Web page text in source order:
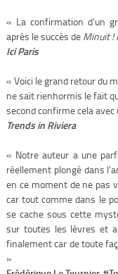
« La confirmation d’un
après le succès de Minuit !
Ici Paris
« Voici le grand retour du
ne sait rienhormis le fait
second confirme cela
Trends in Riviera
« Notre auteur a une
réellement plongé dans
en ce moment de ne pas
car tout comme dans le
se cache sous cette
sur toutes les lèvres et
finalement car de toute
»